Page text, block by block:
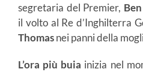
segretaria del Premier,
il volto al Re d’Inghilterra
Thomasnei panni della
L’ora più buia inizia nel